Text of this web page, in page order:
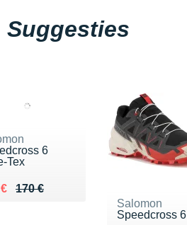
Suggesties
6
Tex
170 €
de 170 €
140 €
Salomon
Speedcross 6